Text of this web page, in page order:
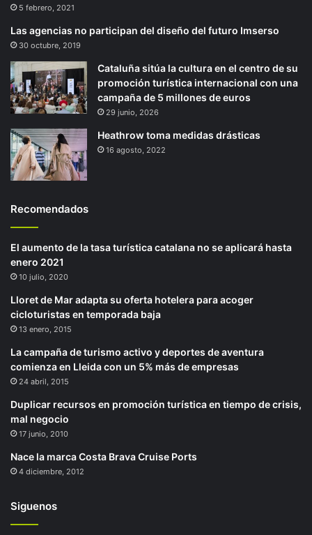
5 febrero, 2021
Las agencias no participan del diseño del futuro Imserso
30 octubre, 2019
Cataluña sitúa la cultura en el centro de su
promoción turística internacional con una
campaña de 5 millones de euros
29 junio, 2026
Heathrow toma medidas drásticas
16 agosto, 2022
Recomendados
El aumento de la tasa turística catalana no se aplicará hasta
enero 2021
10 julio, 2020
Lloret de Mar adapta su oferta hotelera para acoger
cicloturistas en temporada baja
13 enero, 2015
La campaña de turismo activo y deportes de aventura
comienza en Lleida con un 5% más de empresas
24 abril, 2015
Duplicar recursos en promoción turística en tiempo de crisis,
mal negocio
17 junio, 2010
Nace la marca Costa Brava Cruise Ports
4 diciembre, 2012
Siguenos